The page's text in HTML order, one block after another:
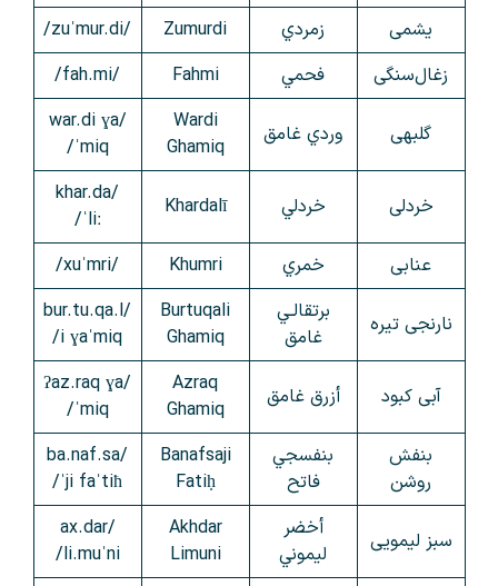
یشمی
زمردي Zumurdi
/zuˈmur.di/
زغال‌سنگی
فحمي Fahmi
/fah.mi/
گلبهی وردي غامق
Wardi
Ghamiq
/war.di ɣa
ˈmiq/
خردلی خردلي Khardalī
/khar.da
ˈliː/
عنابی
خمري Khumri
/xuˈmri/
نارنجی تیره
برتقالـي
غامق
Burtuqali
Ghamiq
/bur.tu.qa.l
i ɣaˈmiq/
آبی کبود أزرق غامق
Azraq
Ghamiq
/ʔaz.raq ɣa
ˈmiq/
بنفش
روشن
بنفسجي
فاتح
Banafsaji
Fatiḥ
/ba.naf.sa
ˈji faˈtiħ/
سبز لیمویی
أخضر
ليموني
Akhdar
Limuni
/ax.dar
li.muˈni/